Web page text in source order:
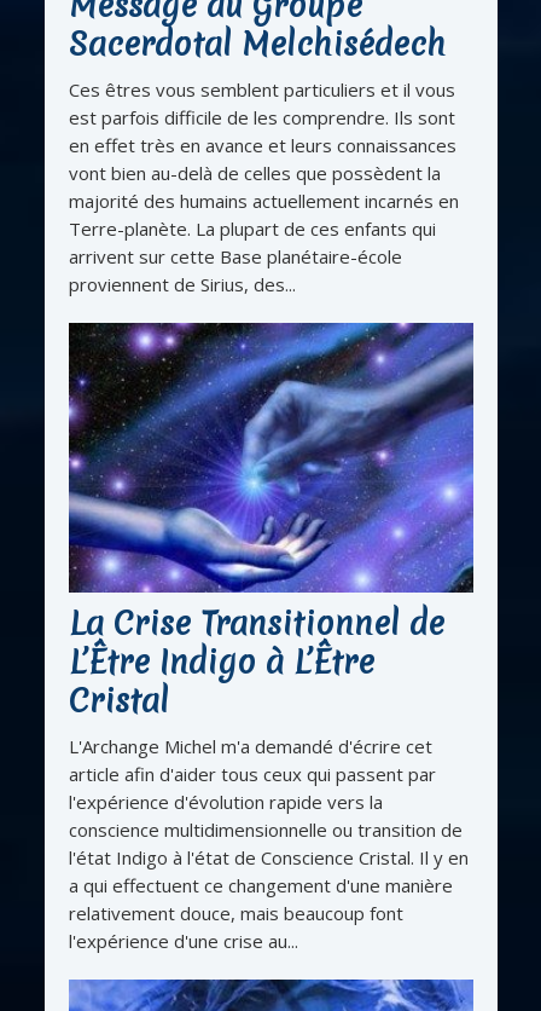
Sacerdotal Melchisédech
Ces êtres vous semblent particuliers et il vous
est parfois difficile de les comprendre. Ils sont
en effet très en avance et leurs connaissances
vont bien au-delà de celles que possèdent la
majorité des humains actuellement incarnés en
Terre-planète. La plupart de ces enfants qui
arrivent sur cette Base planétaire-école
proviennent de Sirius, des...
La Crise Transitionnel de
L’Être Indigo à L’Être
Cristal
L'Archange Michel m'a demandé d'écrire cet
article afin d'aider tous ceux qui passent par
l'expérience d'évolution rapide vers la
conscience multidimensionnelle ou transition de
l'état Indigo à l'état de Conscience Cristal. Il y en
a qui effectuent ce changement d'une manière
relativement douce, mais beaucoup font
l'expérience d'une crise au...